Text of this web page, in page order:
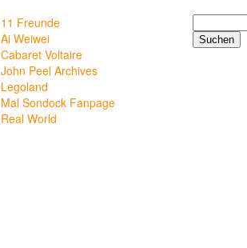
11 Freunde
Ai Weiwei
Cabaret Voltaire
John Peel Archives
Legoland
Mal Sondock Fanpage
Real World
Suchen
nach: